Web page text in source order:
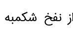
نفخ شکمبه